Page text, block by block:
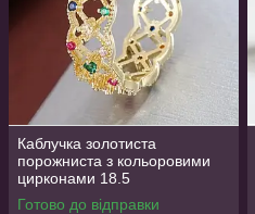
Каблучка золотиста
порожниста з кольоровими
цирконами 18.5
AurumLux018
Готово до відправки